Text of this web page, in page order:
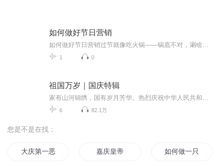
如何做好节日营销
1 0
祖国万岁｜国庆特辑
6 82.1万
您是不是在找：
大庆第一恶 嘉庆皇帝 如何做一只好系统